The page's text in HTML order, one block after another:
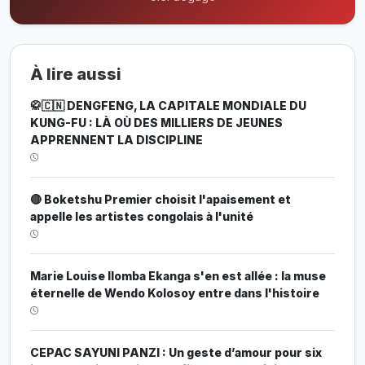
À lire aussi
🥋🇨🇳 DENGFENG, LA CAPITALE MONDIALE DU
KUNG-FU : LÀ OÙ DES MILLIERS DE JEUNES
APPRENNENT LA DISCIPLINE
🔴 Boketshu Premier choisit l'apaisement et
appelle les artistes congolais à l'unité
Marie Louise Ilomba Ekanga s'en est allée : la muse
éternelle de Wendo Kolosoy entre dans l'histoire
CEPAC SAYUNI PANZI : Un geste d’amour pour six